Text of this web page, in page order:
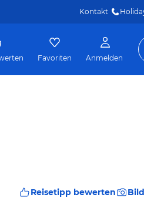
Kontakt
Favoriten Anmelden
Reisetipp bewerten